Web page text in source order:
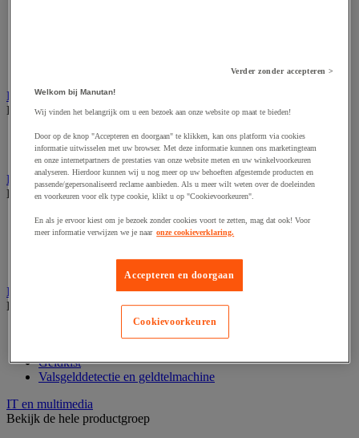
Bewegwijzering en aanduidingsborden
Bekijk de hele productgroep
Deurnaambord
Pictogram
Folderrek en -houder
Bekijk de hele productgroep
Folderrek
Mobiel folderrek
Wandfolderhouder
Inname en beheer van geld
Bekijk de hele productgroep
Geldkist
Valsgelddetectie en geldtelmachine
IT en multimedia
Bekijk de hele productgroep
Verder zonder accepteren >
Welkom bij Manutan!
Wij vinden het belangrijk om u een bezoek aan onze website op maat te bieden!
Door op de knop "Accepteren en doorgaan" te klikken, kan ons platform via cookies
informatie uitwisselen met uw browser. Met deze informatie kunnen ons marketingteam
en onze internetpartners de prestaties van onze website meten en uw winkelvoorkeuren
analyseren. Hierdoor kunnen wij u nog meer op uw behoeften afgestemde producten en
passende/gepersonaliseerd reclame aanbieden. Als u meer wilt weten over de doeleinden
en voorkeuren voor elk type cookie, klikt u op "Cookievoorkeuren".
En als je ervoor kiest om je bezoek zonder cookies voort te zetten, mag dat ook! Voor
meer informatie verwijzen we je naar onze cookieverklaring.
Accepteren en doorgaan
Cookievoorkeuren